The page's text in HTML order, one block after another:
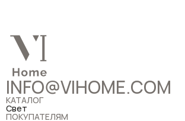
INFO@VIHOME.COM
КАТАЛОГ
Свет
ПОКУПАТЕЛЯМ